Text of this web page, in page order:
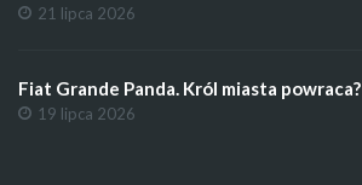
21 lipca 2026
Fiat Grande Panda. Król miasta powraca?
19 lipca 2026